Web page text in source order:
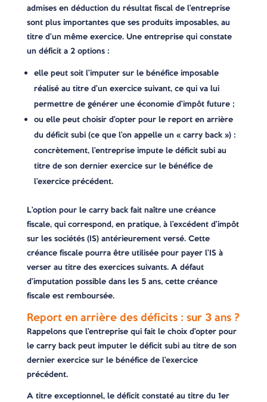
admises en déduction du résultat fiscal de l’entreprise
sont plus importantes que ses produits imposables, au
titre d’un même exercice. Une entreprise qui constate
un déficit a 2 options :
elle peut soit l’imputer sur le bénéfice imposable
réalisé au titre d’un exercice suivant, ce qui va lui
permettre de générer une économie d’impôt future ;
ou elle peut choisir d’opter pour le report en arrière
du déficit subi (ce que l’on appelle un « carry back ») :
concrètement, l’entreprise impute le déficit subi au
titre de son dernier exercice sur le bénéfice de
l’exercice précédent.
L’option pour le carry back fait naître une créance
fiscale, qui correspond, en pratique, à l’excédent d’impôt
sur les sociétés (IS) antérieurement versé. Cette
créance fiscale pourra être utilisée pour payer l’IS à
verser au titre des exercices suivants. A défaut
d’imputation possible dans les 5 ans, cette créance
fiscale est remboursée.
Report en arrière des déficits : sur 3 ans ?
Rappelons que l’entreprise qui fait le choix d’opter pour
le carry back peut imputer le déficit subi au titre de son
dernier exercice sur le bénéfice de l’exercice
précédent.
A titre exceptionnel, le déficit constaté au titre du 1er